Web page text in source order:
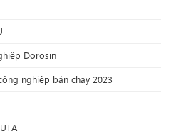
Dorosin
nghiệp bán chạy 2023